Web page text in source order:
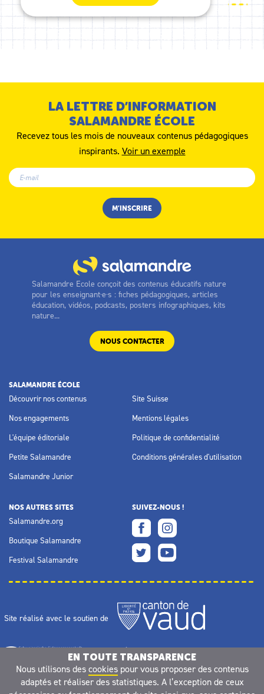
LA LETTRE D’INFORMATION
SALAMANDRE ÉCOLE
Recevez tous les mois de nouveaux contenus pédagogiques
inspirants. Voir un exemple
Salamandre Ecole conçoit des contenus éducatifs nature
pour les enseignant·e·s : fiches pédagogiques, articles
éducation, vidéos, podcasts, posters infographiques, kits
nature...
NOUS CONTACTER
SALAMANDRE ÉCOLE
Découvrir nos contenus
Nos engagements
L'équipe éditoriale
Petite Salamandre
Salamandre Junior
Site Suisse
Mentions légales
Politique de confidentialité
Conditions générales d'utilisation
NOS AUTRES SITES
Salamandre.org
Boutique Salamandre
Festival Salamandre
SUIVEZ-NOUS !
Site réalisé avec le soutien de
EN TOUTE TRANSPARENCE
Nous utilisons des cookiespour vous proposer des contenus
adaptés et réaliser des statistiques. A l’exception de ceux